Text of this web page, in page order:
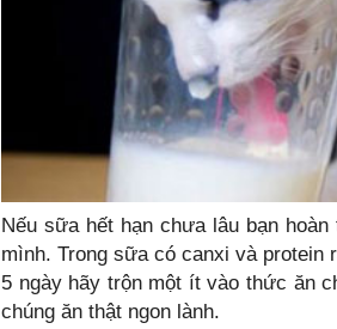
Nếu sữa hết hạn chưa lâu bạn
mình. Trong sữa có canxi và
5 ngày hãy trộn một ít vào thức ăn
chúng ăn thật ngon lành.